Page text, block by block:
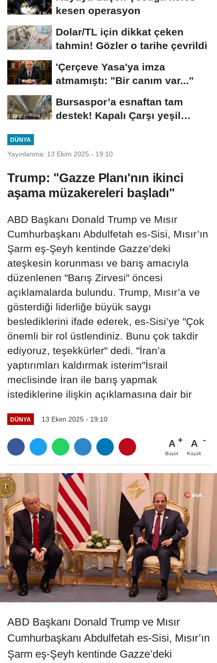
kesen operasyon
Dolar/TL için dikkat çeken
tahmin! Gözler o tarihe çevrildi
'Çerçeve Yasa'ya imza
atmamıştı: "Bir canım var..."
Bursaspor’a esnaftan tam
destek! Kapalı Çarşı yeşil
DÜNYA
Yayınlanma: 13 Ekim 2025 - 19:10
Trump: "Gazze Planı'nın ikinci
aşama müzakereleri başladı"
ABD Başkanı Donald Trump ve Mısır
Cumhurbaşkanı Abdulfetah es-Sisi, Mısır’ın
Şarm eş-Şeyh kentinde Gazze’deki
ateşkesin korunması ve barış amacıyla
düzenlenen "Barış Zirvesi" öncesi
açıklamalarda bulundu. Trump, Mısır’a ve
gösterdiği liderliğe büyük saygı
beslediklerini ifade ederek, es-Sisi’ye "Çok
önemli bir rol üstlendiniz. Bunu çok takdir
ediyoruz, teşekkürler" dedi. "İran’a
yaptırımları kaldırmak isterim"İsrail
meclisinde İran ile barış yapmak
istediklerine ilişkin açıklamasına dair bir
DÜNYA 13 Ekim 2025 - 19:10
A
Büyüt
A
Küçült
ABD Başkanı Donald Trump ve Mısır
Cumhurbaşkanı Abdulfetah es-Sisi, Mısır’ın
Şarm eş-Şeyh kentinde Gazze’deki